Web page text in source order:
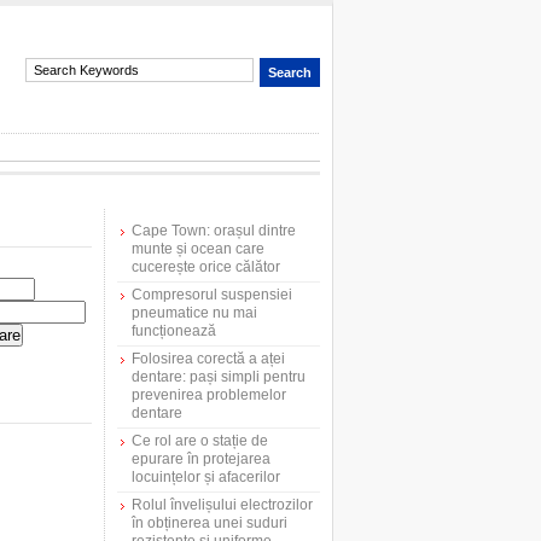
Cape Town: orașul dintre
munte și ocean care
cucerește orice călător
Compresorul suspensiei
pneumatice nu mai
funcționează
Folosirea corectă a aței
dentare: pași simpli pentru
prevenirea problemelor
dentare
Ce rol are o stație de
epurare în protejarea
locuințelor și afacerilor
Rolul învelișului electrozilor
în obținerea unei suduri